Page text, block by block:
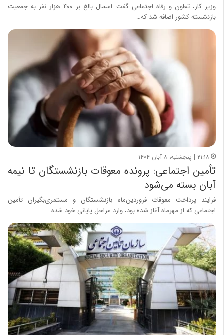
وزیر کار، تعاون و رفاه اجتماعی گفت: امسال بالغ بر ۴۰۰ هزار نفر به جمعیت
بازنشسته کشور اضافه شد که…
۲۱:۱۸ | پنجشنبه، ۸ آبان ۱۴۰۴
تأمین اجتماعی: پرونده معوقات بازنشستگان تا نیمه
آبان بسته می‌شود
فرایند پرداخت معوقات فروردین‌ماه بازنشستگان و مستمری‌بگیران تأمین
اجتماعی که از مهرماه آغاز شده بود، وارد مراحل پایانی خود شده…